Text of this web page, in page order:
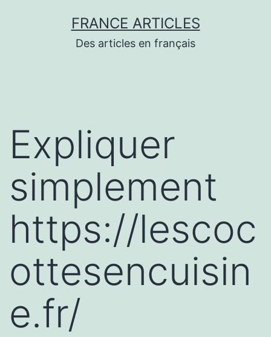
FRANCE ARTICLES
Des articles en français
Expliquer
simplement
https://lescoc
ottesencuisin
e.fr/